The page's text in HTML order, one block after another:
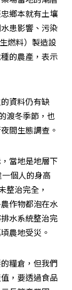
鄉本就有土壤
患影響、污染
燃料）製造設
的農產，表示
資料仍有缺
渡冬季節，也
間生態調查。
當地是地層下
個人的身高
整治完全，
作物都泡在水
水系統整治完
農地受災。
糧倉，但我們
，要透過食品